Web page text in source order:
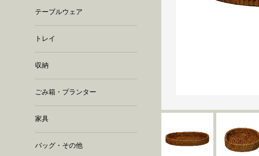
テーブルウェア
トレイ
収納
ごみ箱・プランター
家具
バッグ・その他